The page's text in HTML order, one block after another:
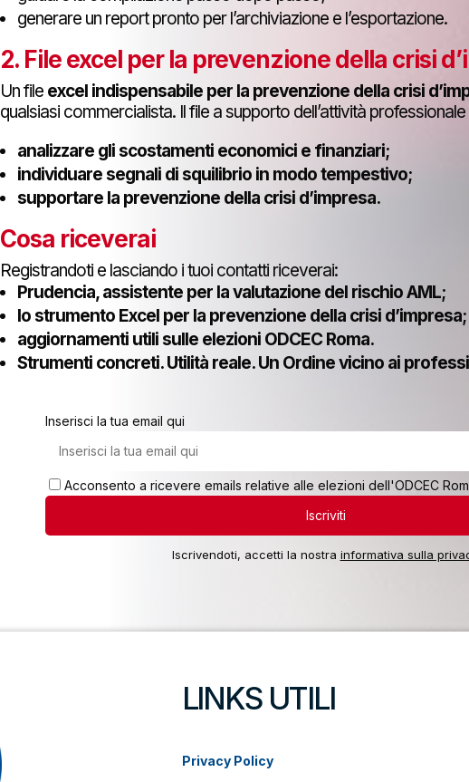
generare un report pronto per l’archiviazione e l’esportazione.
2. File excel per la prevenzione della crisi
Un file excel indispensabile per la prevenzione della crisi
qualsiasi commercialista. Il file a supporto dell’attività
analizzare gli scostamenti economici e finanziari;
individuare segnali di squilibrio in modo tempestivo;
supportare la prevenzione della crisi d’impresa.
Cosa riceverai
Registrandoti e lasciando i tuoi contatti riceverai:
Prudencia, assistente per la valutazione del rischio AML;
lo strumento Excel per la prevenzione della crisi d’impresa;
aggiornamenti utili sulle elezioni ODCEC Roma.
Strumenti concreti. Utilità reale. Un Ordine vicino ai
Inserisci la tua email qui
Acconsento a ricevere emails relative alle elezioni dell'ODCEC
Iscrivendoti, accetti la nostra informativa sulla
LINKS UTILI
Privacy Policy